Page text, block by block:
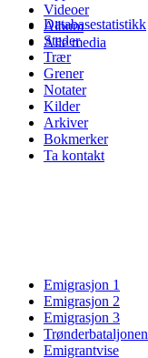
Videoer
Album
Alle media
Databasestatistikk
Steder
Trær
Grener
Notater
Kilder
Arkiver
Bokmerker
Ta kontakt
Emigrasjon 1
Emigrasjon 2
Emigrasjon 3
Trønderbataljonen
Emigrantvise